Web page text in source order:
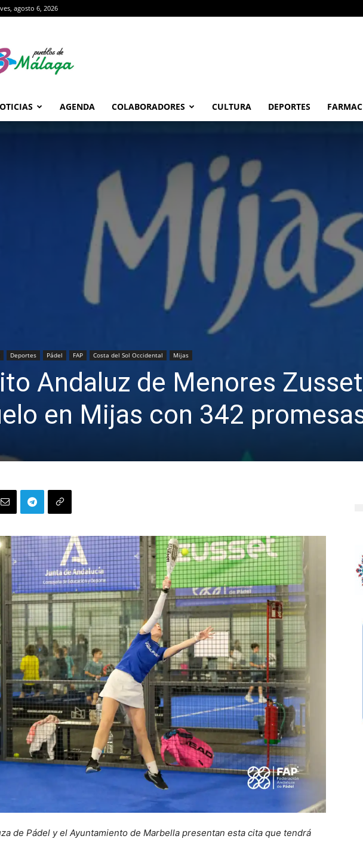
agosto 6, 2026
Málaga
AGENDA COLABORADORES CULTURA DEPORTES
Deportes Pádel FAP Costa del Sol Occidental Mijas
Andaluz de Menores Zusset
en Mijas con 342
de Pádel y el Ayuntamiento de Marbella presentan esta cita que tendrá